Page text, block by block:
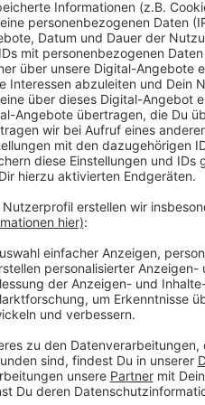
Die Stadt hat
gibt es in den
NRW-Kitas,
zusammen mit
es in jeder
Laut NRW-
Die
komplett
Anzeige
Weitere